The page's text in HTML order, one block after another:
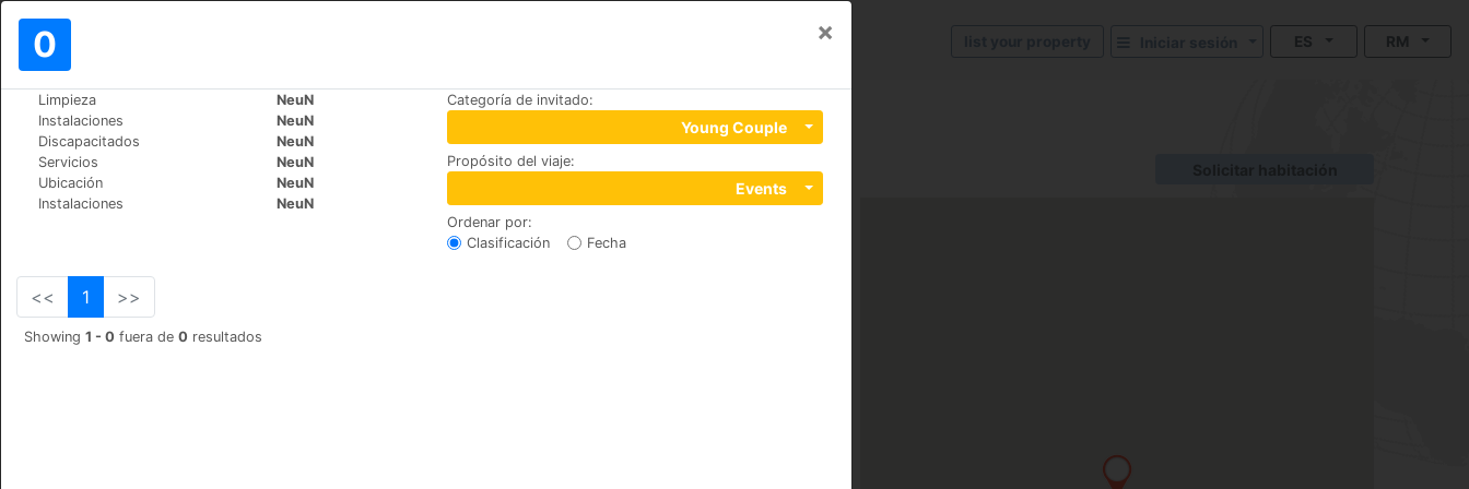
0 ×
Limpieza
NeuN
Instalaciones
NeuN
Discapacitados
NeuN
Servicios
NeuN
Ubicación
NeuN
Instalaciones
NeuN
Categoría de invitado:
Young Couple
Propósito del viaje:
Events
Ordenar por:
Clasificación
Fecha
<< 1 >>
Showing 1 - 0 fuera de 0 resultados
ES RM
Mundo
Hôtel Dauphin
+33 (0)1 47 73 71 63 45, rue Jean Jaurès, 92800